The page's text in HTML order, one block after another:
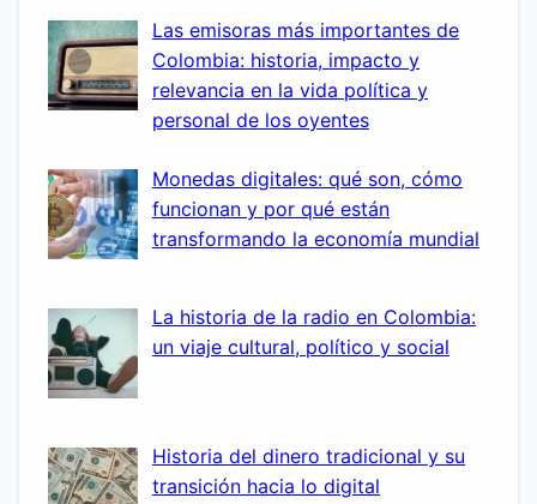
Las emisoras más importantes de
Colombia: historia, impacto y
relevancia en la vida política y
personal de los oyentes
Monedas digitales: qué son, cómo
funcionan y por qué están
transformando la economía mundial
La historia de la radio en Colombia:
un viaje cultural, político y social
Historia del dinero tradicional y su
transición hacia lo digital